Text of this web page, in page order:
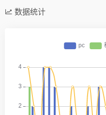
数据统计